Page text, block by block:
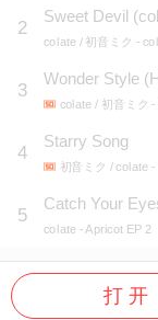
2
Sweet Devil
colate / 初音ミク -
3
Wonder Style (
colate / 初音ミク -
4
Starry Song
初音ミク / colate -
5
Catch Your
colate - Apricot EP 2
打 开